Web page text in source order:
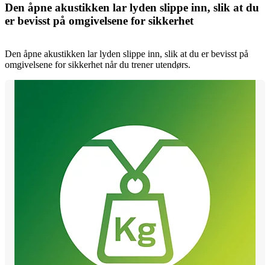
Den åpne akustikken lar lyden slippe inn, slik at du
er bevisst på omgivelsene for sikkerhet
Den åpne akustikken lar lyden slippe inn, slik at du er bevisst på
omgivelsene for sikkerhet når du trener utendørs.